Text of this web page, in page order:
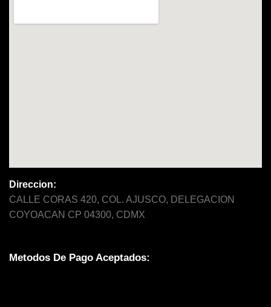
Direccion:
CALLE CORAS 420, COL. AJUSCO, DELEGACION
COYOACAN CP 04300, CDMX
Metodos De Pago Aceptados: